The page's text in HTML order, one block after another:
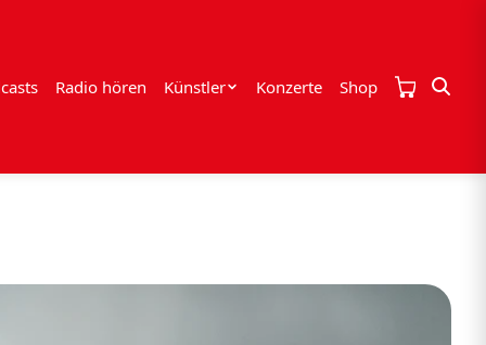
Radio hören Künstler Konzerte Shop